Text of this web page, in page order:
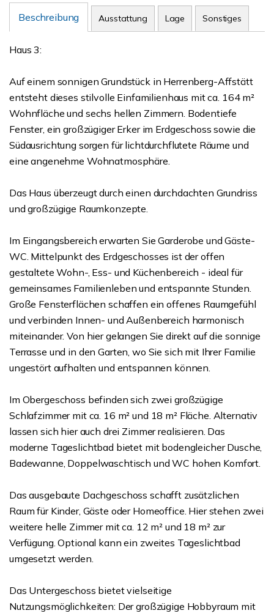
Beschreibung Ausstattung Lage Sonstiges
Haus 3:
Auf einem sonnigen Grundstück in Herrenberg-Affstätt
entsteht dieses stilvolle Einfamilienhaus mit ca. 164 m²
Wohnfläche und sechs hellen Zimmern. Bodentiefe
Fenster, ein großzügiger Erker im Erdgeschoss sowie die
Südausrichtung sorgen für lichtdurchflutete Räume und
eine angenehme Wohnatmosphäre.
Das Haus überzeugt durch einen durchdachten Grundriss
und großzügige Raumkonzepte.
Im Eingangsbereich erwarten Sie Garderobe und Gäste-
WC. Mittelpunkt des Erdgeschosses ist der offen
gestaltete Wohn-, Ess- und Küchenbereich - ideal für
gemeinsames Familienleben und entspannte Stunden.
Große Fensterflächen schaffen ein offenes Raumgefühl
und verbinden Innen- und Außenbereich harmonisch
miteinander. Von hier gelangen Sie direkt auf die sonnige
Terrasse und in den Garten, wo Sie sich mit Ihrer Familie
ungestört aufhalten und entspannen können.
Im Obergeschoss befinden sich zwei großzügige
Schlafzimmer mit ca. 16 m² und 18 m² Fläche. Alternativ
lassen sich hier auch drei Zimmer realisieren. Das
moderne Tageslichtbad bietet mit bodengleicher Dusche,
Badewanne, Doppelwaschtisch und WC hohen Komfort.
Das ausgebaute Dachgeschoss schafft zusätzlichen
Raum für Kinder, Gäste oder Homeoffice. Hier stehen zwei
weitere helle Zimmer mit ca. 12 m² und 18 m² zur
Verfügung. Optional kann ein zweites Tageslichtbad
umgesetzt werden.
Das Untergeschoss bietet vielseitige
Nutzungsmöglichkeiten: Der großzügige Hobbyraum mit